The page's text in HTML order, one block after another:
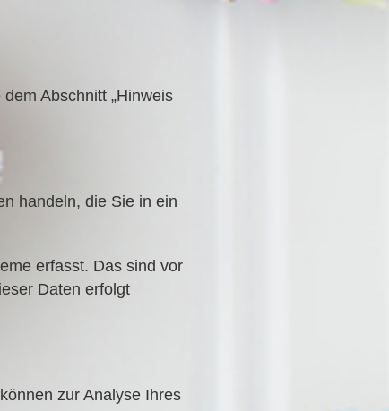
Abschnitt „Hinweis
handeln, die Sie in ein
erfasst. Das sind vor
Daten erfolgt
zur Analyse Ihres